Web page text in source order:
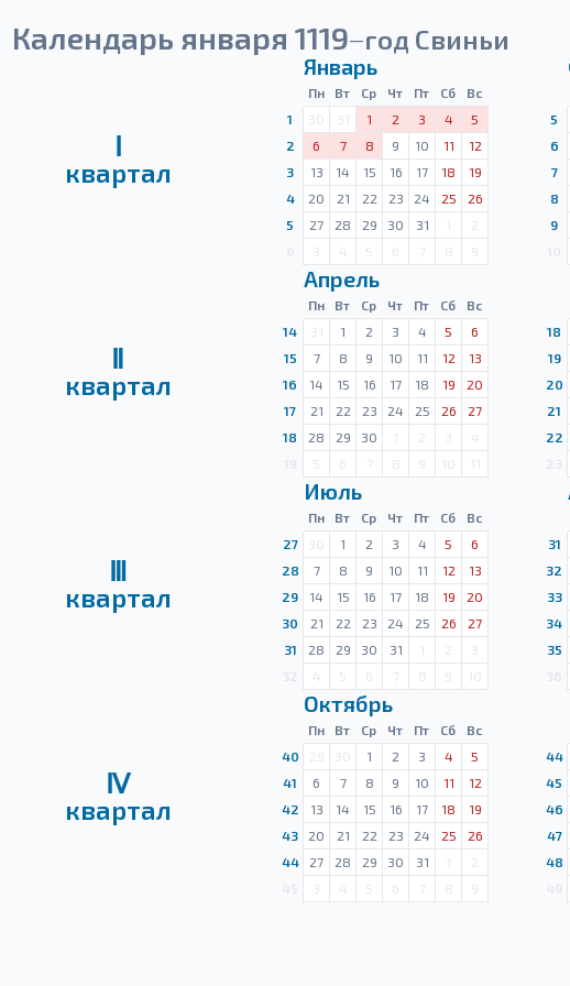
Календарь января 1119—год Свиньи
Ⅰ
квартал
Январь
Пн Вт Ср Чт Пт Сб
Вс
1
30 31 1 2 3 4
5
2
6 7 8 9 10 11
12
3
13 14 15 16 17 18
19
4
20 21 22 23 24 25
26
5
27 28 29 30 31 1
2
3 4 5 6 7 8 9
5
6
7
8
9
Ⅱ
квартал
Апрель
Пн Вт Ср Чт Пт Сб
Вс
14
31 1 2 3 4 5
6
15
7 8 9 10 11 12
13
16
14 15 16 17 18 19
20
17
21 22 23 24 25 26
27
18
28 29 30 1 2 3
4
5 6 7 8 9 10 11
18
19
20
21
22
Ⅲ
квартал
Июль
Пн Вт Ср Чт Пт Сб
Вс
27
30 1 2 3 4 5
6
28
7 8 9 10 11 12
13
29
14 15 16 17 18 19
20
30
21 22 23 24 25 26
27
31
28 29 30 31 1 2
3
4 5 6 7 8 9 10
31
32
33
34
35
Ⅳ
квартал
Октябрь
Пн Вт Ср Чт Пт Сб
Вс
40
29 30 1 2 3 4
5
41
6 7 8 9 10 11
12
42
13 14 15 16 17 18
19
43
20 21 22 23 24 25
26
44
27 28 29 30 31 1
2
3 4 5 6 7 8 9
44
45
46
47
48